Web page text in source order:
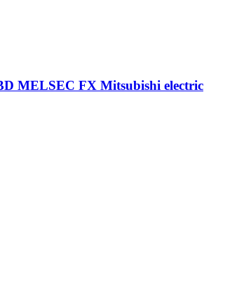
MELSEC FX Mitsubishi electric